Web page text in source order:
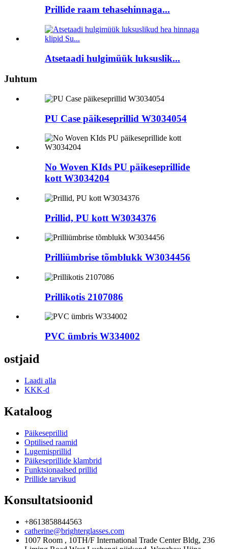
Prillide raam tehasehinnaga...
Atsetaadi hulgimüük luksuslik...
Juhtum
PU Case päikeseprillid W3034054
No Woven KIds PU päikeseprillide
kott W3034204
Prillid, PU kott W3034376
Prilliümbrise tõmblukk W3034456
Prillikotis 2107086
PVC ümbris W334002
ostjaid
Laadi alla
KKK-d
Kataloog
Päikeseprillid
Optilised raamid
Lugemisprillid
Päikeseprillide klambrid
Funktsionaalsed prillid
Prillide tarvikud
Konsultatsioonid
+8613858844563
catherine@brighterglasses.com
1007 Room , 10TH/F International Trade Center Bldg, 236